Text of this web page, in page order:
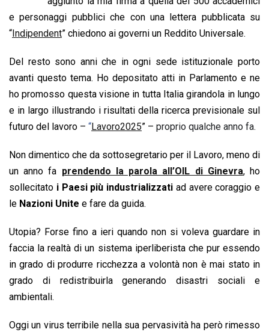
o
o
A
p
d
I
d
s
i
n
e personaggi pubblici che con una lettera pubblicata su
“ Indipendent” chiedono ai governi un Reddito Universale.
Del resto sono anni che in ogni sede istituzionale porto
avanti questo tema. Ho depositato atti in Parlamento e ne
ho promosso questa visione in tutta Italia girandola in lungo
e in largo illustrando i risultati della ricerca previsionale sul
futuro del lavoro – “Lavoro2025” – proprio qualche anno fa.
Non dimentico che da sottosegretario per il Lavoro, meno di
un anno fa prendendo la parola all’OIL di Ginevra,ho
sollecitato i Paesi più industrializzati ad avere coraggio e
le Nazioni Unite e fare da guida.
Utopia? Forse fino a ieri quando non si voleva guardare in
faccia la realtà di un sistema iperliberista che pur essendo
in grado di produrre ricchezza a volontà non è mai stato in
grado di redistribuirla generando disastri sociali e
ambientali.
Oggi un virus terribile nella sua pervasività ha però rimesso